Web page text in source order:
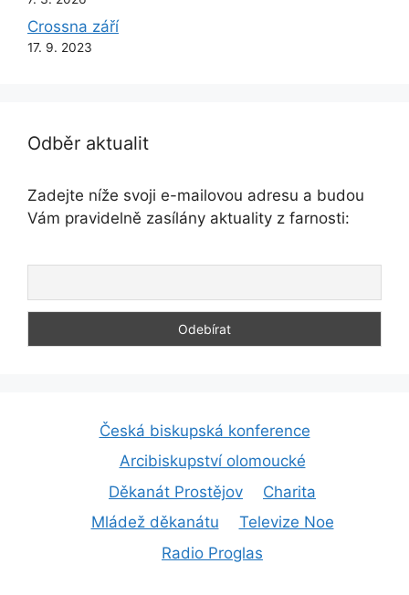
Crossna září
17. 9. 2023
Odběr aktualit
Zadejte níže svoji e-mailovou adresu a budou
Vám pravidelně zasílány aktuality z farnosti:
Česká biskupská konference
Arcibiskupství olomoucké
Děkanát Prostějov
Charita
Mládež děkanátu
Televize Noe
Radio Proglas